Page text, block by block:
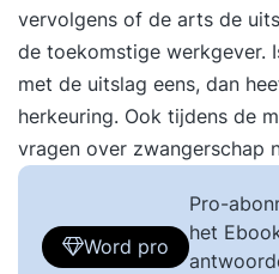
vervolgens of de arts de
de toekomstige werkgever.
met de uitslag eens, dan
herkeuring. Ook tijdens de
vragen over zwangerschap
Word pro
Pro-
het